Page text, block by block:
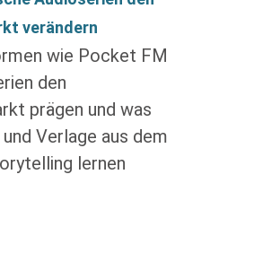
verändern
wie Pocket FM
den
prägen und was
Verlage aus dem
lernen